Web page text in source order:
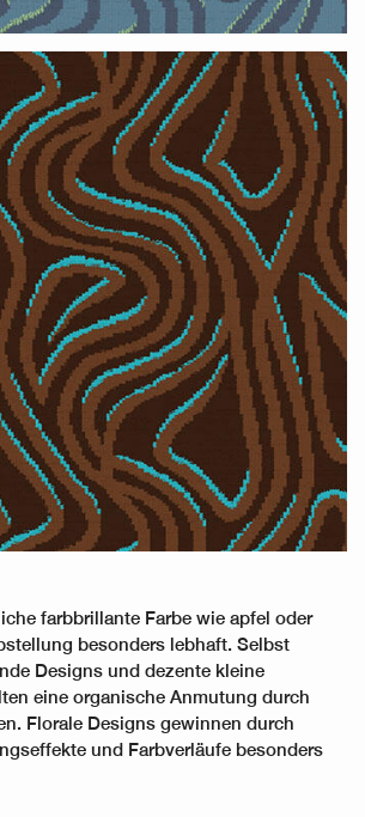
farbbrillante Farbe wie apfel oder
besonders lebhaft. Selbst
Designs und dezente kleine
eine organische Anmutung durch
Florale Designs gewinnen durch
und Farbverläufe besonders